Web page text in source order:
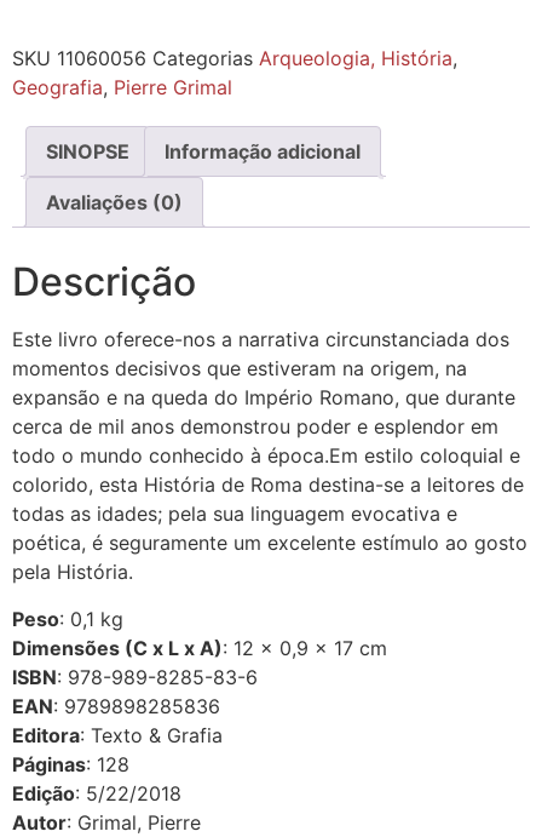
SKU 11060056 Categorias Arqueologia, História,
Geografia, Pierre Grimal
SINOPSE Informação adicional
Avaliações (0)
Descrição
Este livro oferece-nos a narrativa circunstanciada dos
momentos decisivos que estiveram na origem, na
expansão e na queda do Império Romano, que durante
cerca de mil anos demonstrou poder e esplendor em
todo o mundo conhecido à época.Em estilo coloquial e
colorido, esta História de Roma destina-se a leitores de
todas as idades; pela sua linguagem evocativa e
poética, é seguramente um excelente estímulo ao gosto
pela História.
Peso: 0,1 kg
Dimensões (C x L x A): 12 × 0,9 × 17 cm
ISBN: 978-989-8285-83-6
EAN: 9789898285836
Editora: Texto & Grafia
Páginas: 128
Edição: 5/22/2018
Autor: Grimal, Pierre